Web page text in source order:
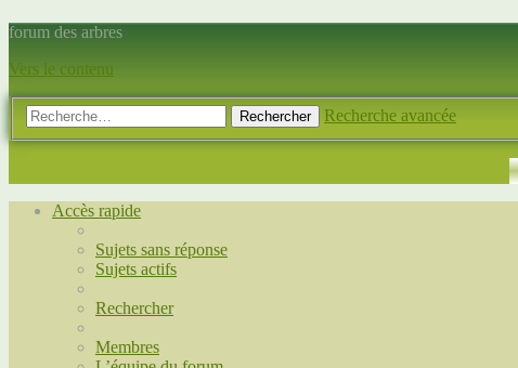
forum des arbres
Vers le contenu
Rechercher Recherche avancée
Accès rapide
Sujets sans réponse
Sujets actifs
Rechercher
Membres